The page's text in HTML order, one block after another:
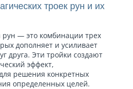
троек рун и их
рун — это комбинации трех
дополняет и усиливает
друга. Эти тройки создают
эффект,
решения конкретных
определенных целей.